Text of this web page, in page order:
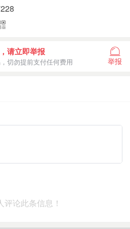
请立即举报
切勿提前支付任何费用 举报
评论此条信息！